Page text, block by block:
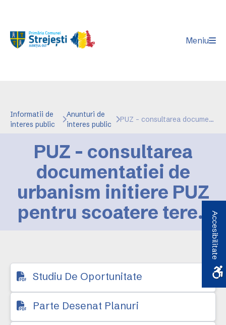
Meniu
Informatii de
interes public
Anunturi de
interes public
PUZ - consultarea documentatiei de urbanism initiere PUZ pentru scoatere teren din extravilan si introducere in intravilan pt construire cladiri si anexe necesare fabrica ulei
PUZ - consultarea
documentatiei de
urbanism initiere PUZ
pentru scoatere teren
intravilan pt construire
cladiri si anexe
necesare fabrica ulei
Studiu De Oportunitate
Parte Desenat Planuri
Accesibilitate